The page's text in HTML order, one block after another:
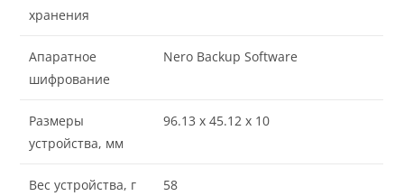
хранения
Апаратное
шифрование
Nero Backup Software
Размеры
устройства, мм
96.13 x 45.12 x 10
Вес устройства, г 58